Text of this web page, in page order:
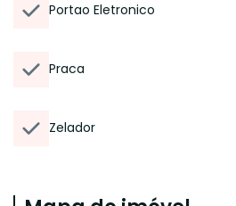
Portao Eletronico
Praca
Zelador